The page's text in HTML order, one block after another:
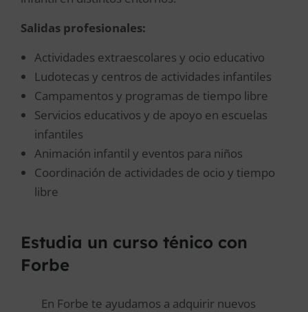
Salidas profesionales:
Actividades extraescolares y ocio educativo
Ludotecas y centros de actividades infantiles
Campamentos y programas de tiempo libre
Servicios educativos y de apoyo en escuelas
infantiles
Animación infantil y eventos para niños
Coordinación de actividades de ocio y tiempo
libre
Estudia un curso ténico con
Forbe
En Forbe te ayudamos a adquirir nuevos